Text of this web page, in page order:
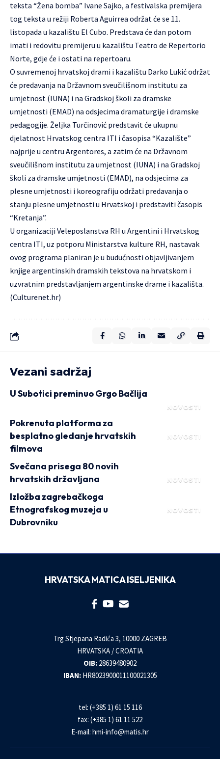
teksta “Žena bomba” Ivane Sajko, a festivalska premijera
tog teksta u režiji Roberta Aguirrea održat će se 11.
listopada u kazalištu El Cubo. Predstava će dan potom
imati i redovitu premijeru u kazalištu Teatro de Repertorio
Norte, gdje će i ostati na repertoaru.
O suvremenoj hrvatskoj drami i kazalištu Darko Lukić održat
će predavanja na Državnom sveučilišnom institutu za
umjetnost (IUNA) i na Gradskoj školi za dramske
umjetnosti (EMAD) na odsjecima dramaturgije i dramske
pedagogije. Željka Turčinović predstavit će ukupnu
djelatnost Hrvatskog centra ITI i časopisa “Kazalište”
najprije u centru Argentores, a zatim će na Državnom
sveučilišnom institutu za umjetnost (IUNA) i na Gradskoj
školi za dramske umjetnosti (EMAD), na odsjecima za
plesne umjetnosti i koreografiju održati predavanja o
stanju plesne umjetnosti u Hrvatskoj i predstaviti časopis
“Kretanja”.
U organizaciji Veleposlanstva RH u Argentini i Hrvatskog
centra ITI, uz potporu Ministarstva kulture RH, nastavak
ovog programa planiran je u budućnosti objavljivanjem
knjige argentinskih dramskih tekstova na hrvatskom i
uzvratnim predstavljanjem argentinske drame i kazališta.
(Culturenet.hr)
Vezani sadržaj
NOVOSTI
U Subotici preminuo Grgo Bačlija
NOVOSTI
Pokrenuta platforma za
besplatno gledanje hrvatskih
filmova
NOVOSTI
Svečana prisega 80 novih
hrvatskih državljana
NOVOSTI
Izložba zagrebačkoga
Etnografskog muzeja u
Dubrovniku
HRVATSKA MATICA ISELJENIKA
Trg Stjepana Radića 3, 10000 ZAGREB
HRVATSKA / CROATIA
OIB: 28639480902
IBAN: HR8023900011100021305
tel: (+385 1) 61 15 116
fax: (+385 1) 61 11 522
E-mail: hmi-info@matis.hr